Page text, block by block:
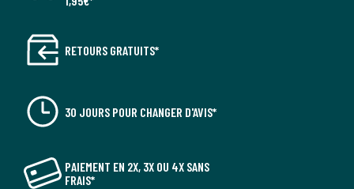
RETOURS GRATUITS*
30 JOURS POUR CHANGER D'AVIS*
PAIEMENT EN 2X, 3X OU 4X SANS
FRAIS*